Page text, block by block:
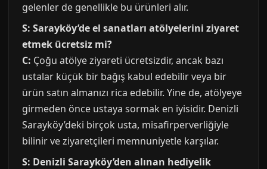
gelenler de genellikle bu ürünleri alır.
S: Sarayköy’de el sanatları atölyelerini ziyaret
etmek ücretsiz mi?
C: Çoğu atölye ziyareti ücretsizdir, ancak bazı
ustalar küçük bir bağış kabul edebilir veya bir
ürün satın almanızı rica edebilir. Yine de, atölyeye
girmeden önce ustaya sormak en iyisidir. Denizli
Sarayköy’deki birçok usta, misafirperverliğiyle
bilinir ve ziyaretçileri memnuniyetle karşılar.
S: Denizli Sarayköy’den alınan hediyelik